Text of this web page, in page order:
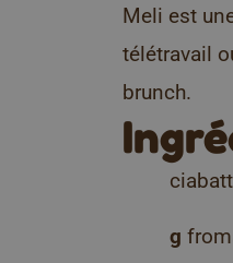
Meli est
télétravail
brunch.
g